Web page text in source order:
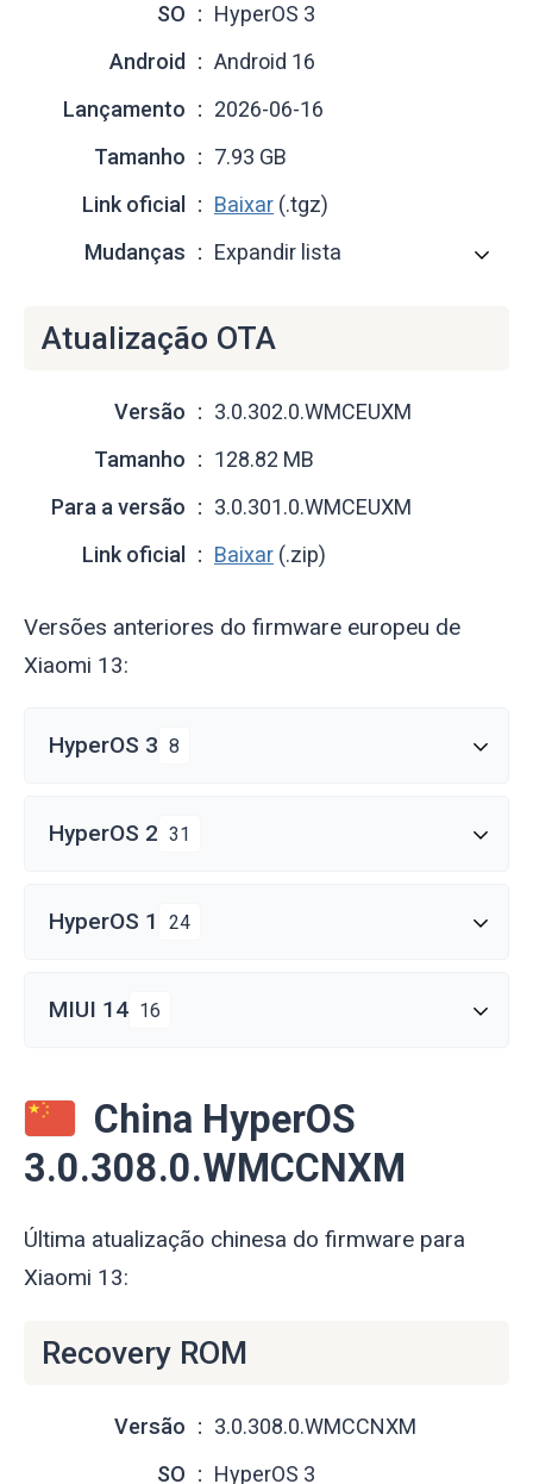
SO
HyperOS 3
Android
Android 16
Lançamento
2026-06-16
Tamanho
7.93 GB
Link oficial
Baixar (.tgz)
Mudanças
Expandir lista
Atualização OTA
Versão
3.0.302.0.WMCEUXM
Tamanho
128.82 MB
Para a versão
3.0.301.0.WMCEUXM
Link oficial
Baixar (.zip)
Versões anteriores do firmware europeu de
Xiaomi 13:
HyperOS 3 8
HyperOS 2 31
HyperOS 1 24
MIUI 14 16
China HyperOS
3.0.308.0.WMCCNXM
Última atualização chinesa do firmware para
Xiaomi 13:
Recovery ROM
Versão
3.0.308.0.WMCCNXM
SO
HyperOS 3